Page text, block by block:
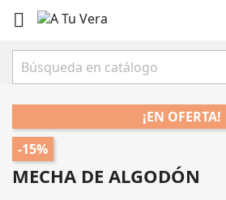

¡EN OFERTA!
-15%
MECHA DE ALGODÓN